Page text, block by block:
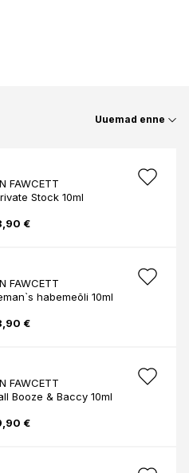
Uuemad enne
FAWCETT
Stock 10ml
€
FAWCETT
habemeõli 10ml
€
FAWCETT
Booze & Baccy 10ml
€